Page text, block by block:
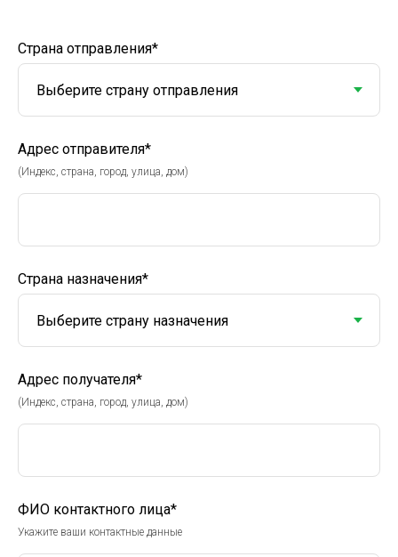
Страна отправления*
Адрес отправителя*
(Индекс, страна, город, улица, дом)
Страна назначения*
Адрес получателя*
(Индекс, страна, город, улица, дом)
ФИО контактного лица*
Укажите ваши контактные данные